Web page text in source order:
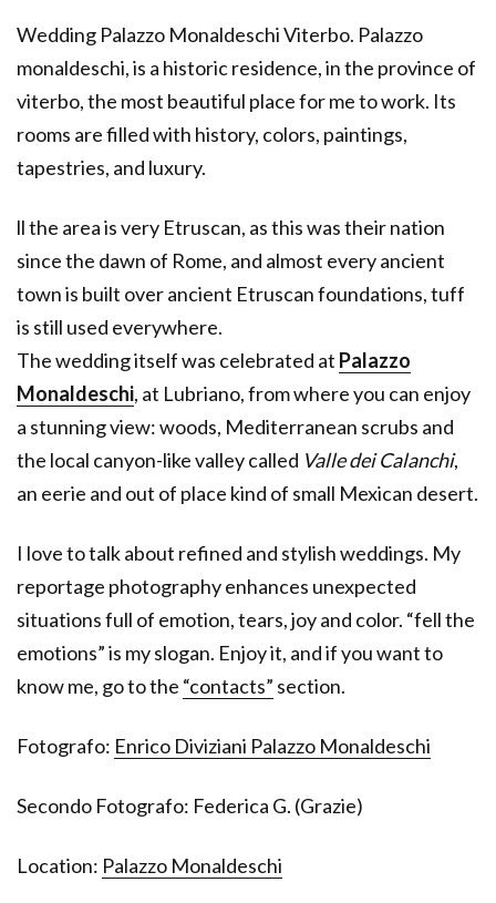
Wedding Palazzo Monaldeschi Viterbo. Palazzo
monaldeschi, is a historic residence, in the province of
viterbo, the most beautiful place for me to work. Its
rooms are filled with history, colors, paintings,
tapestries, and luxury.
ll the area is very Etruscan, as this was their nation
since the dawn of Rome, and almost every ancient
town is built over ancient Etruscan foundations, tuff
is still used everywhere.
The wedding itself was celebrated at Palazzo
Monaldeschi, at Lubriano, from where you can enjoy
a stunning view: woods, Mediterranean scrubs and
the local canyon-like valley called Valle dei Calanchi,
an eerie and out of place kind of small Mexican desert.
I love to talk about refined and stylish weddings. My
reportage photography enhances unexpected
situations full of emotion, tears, joy and color. “fell the
emotions” is my slogan. Enjoy it, and if you want to
know me, go to the “contacts” section.
Fotografo: Enrico Diviziani Palazzo Monaldeschi
Secondo Fotografo: Federica G. (Grazie)
Location: Palazzo Monaldeschi